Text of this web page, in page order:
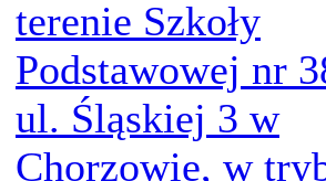
terenie Szkoły
Podstawowej nr
ul. Śląskiej 3 w
Chorzowie, w